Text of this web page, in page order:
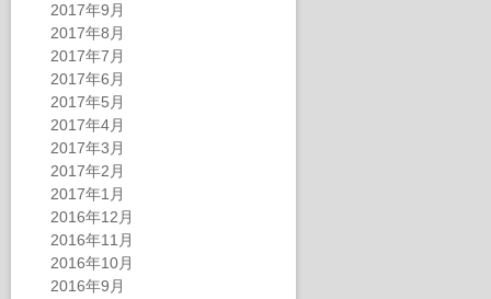
2017年9月
2017年8月
2017年7月
2017年6月
2017年5月
2017年4月
2017年3月
2017年2月
2017年1月
2016年12月
2016年11月
2016年10月
2016年9月